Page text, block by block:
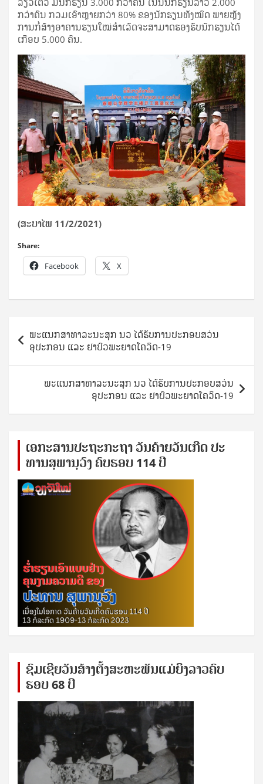
ກວ່າຄົນ ກວມເອົາຫຼາຍກວ່າ 80% ຂອງນັກຮຽນທັງໝົດ ພາຍຫຼັງ
ການກໍ່ສ້າງອາຄານຮຽນໃໝ່ສໍາເລັດຈະສາມາດຮອງຮັບນັກຮຽນໄດ້
ເກືອບ 5.000 ຄົນ.
(ສະບາໄພ 11/2/2021)
Share:
Facebook X
navigation
ພະແນກສາທາລະນະສຸກ ນວ ໄດ້ຮັບການປະກອບສວ່ນ
ອຸປະກອນ ແລະ ຢາປົວພະຍາດໂຄວິດ-19
ພະແນກສາທາລະນະສຸກ ນວ ໄດ້ຮັບການປະກອບສວ່ນ
ອຸປະກອນ ແລະ ຢາປົວພະຍາດໂຄວິດ-19
ເອ​ກະ​ສານ​ປະ​ຖະ​ກະ​ຖ​າ ວັນ​ຄ້າຍ​ວັນ​ເກີດ ປ​ະ​
ທານ​ສຸ​ພາ​ນຸ​ວົງ ຄົບ​ຮອບ 114 ປີ
ຊົ​ມ​ເຊີຍ​ວັນ​ສ້າງ​ຕັ້ງ​ສະ​ຫະ​ພັນ​ແມ່​ຍິງ​​ລາວຄົບ​
ຮອບ 68 ປິ